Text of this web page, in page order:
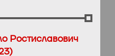
Ростиславович